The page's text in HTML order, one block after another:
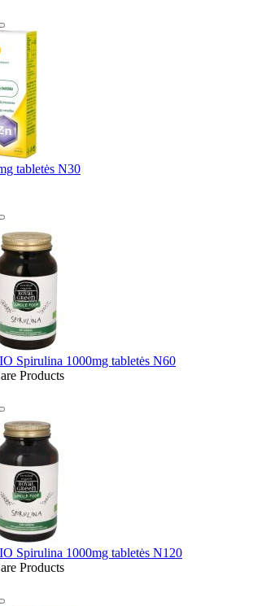
tabletės N30
Spirulina 1000mg tabletės N60
Products
Spirulina 1000mg tabletės N120
Products